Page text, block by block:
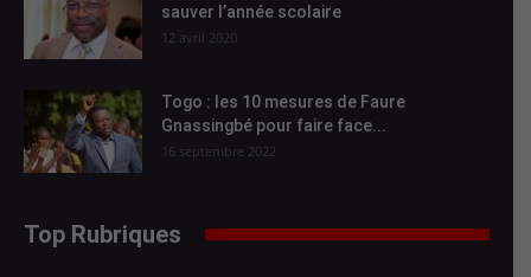
sauver l’année scolaire
12 avril 2020
Togo : les 10 mesures de Faure
Gnassingbé pour faire face...
16 septembre 2022
Top Rubriques